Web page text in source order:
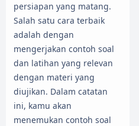
persiapan yang matang.
Salah satu cara terbaik
adalah dengan
mengerjakan contoh soal
dan latihan yang relevan
dengan materi yang
diujikan. Dalam catatan
ini, kamu akan
menemukan contoh soal